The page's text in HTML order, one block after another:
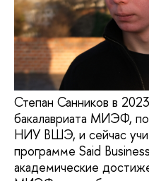
Степан Санников в
бакалавриата МИЭФ,
НИУ ВШЭ, и сейчас
программе Said
академические